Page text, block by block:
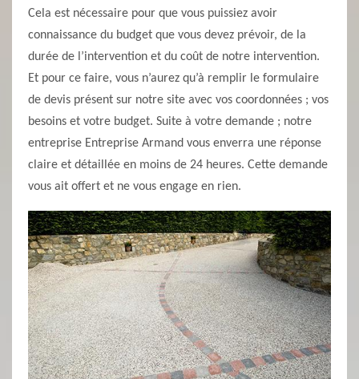
Cela est nécessaire pour que vous puissiez avoir
connaissance du budget que vous devez prévoir, de la
durée de l’intervention et du coût de notre intervention.
Et pour ce faire, vous n’aurez qu’à remplir le formulaire
de devis présent sur notre site avec vos coordonnées ; vos
besoins et votre budget. Suite à votre demande ; notre
entreprise Entreprise Armand vous enverra une réponse
claire et détaillée en moins de 24 heures. Cette demande
vous ait offert et ne vous engage en rien.